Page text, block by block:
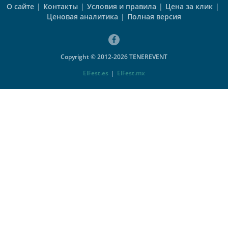
О сайте | Контакты | Условия и правила | Цена за клик |
Ценовая аналитика | Полная версия
Copyright © 2012-2026 TENEREVENT
ElFest.es | ElFest.mx